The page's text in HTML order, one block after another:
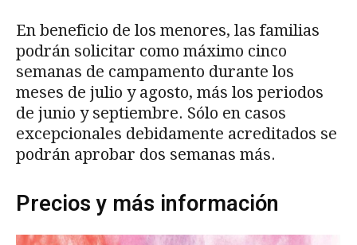
En beneficio de los menores, las familias
podrán solicitar como máximo cinco
semanas de campamento durante los
meses de julio y agosto, más los periodos
de junio y septiembre. Sólo en casos
excepcionales debidamente acreditados se
podrán aprobar dos semanas más.
Precios y más información